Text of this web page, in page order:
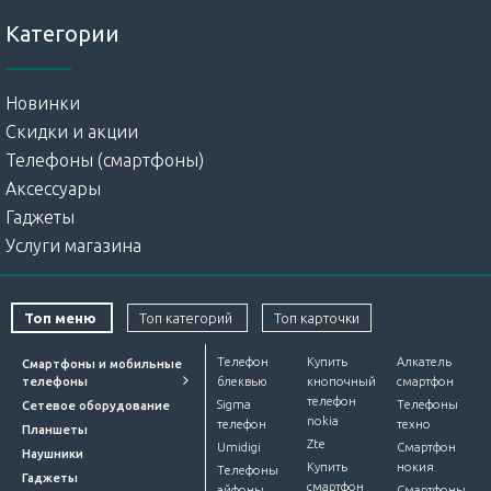
Категории
Новинки
Скидки и акции
Телефоны (смартфоны)
Аксессуары
Гаджеты
Услуги магазина
Топ меню Топ категорий Топ карточки
Смартфоны и мобильные
телефоны
Сетевое оборудование
Планшеты
Наушники
Гаджеты
Телефон
блеквью
Sigma
телефон
Umidigi
Телефоны
Купить
кнопочный
телефон
nokia
Zte
Купить
смартфон
Алкатель
смартфон
Телефоны
техно
Смартфон
нокия